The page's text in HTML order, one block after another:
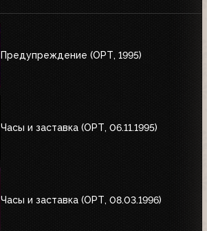
Предупреждение (ОРТ, 1995)
Часы и заставка (ОРТ, 06.11.1995)
Часы и заставка (ОРТ, 08.03.1996)